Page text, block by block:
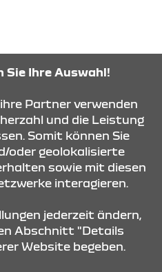
Sie Ihre Auswahl!
Partner verwenden
und die Leistung
Somit können Sie
oder geolokalisierte
sowie mit diesen
interagieren.
jederzeit ändern,
Abschnitt "Details
Website begeben.